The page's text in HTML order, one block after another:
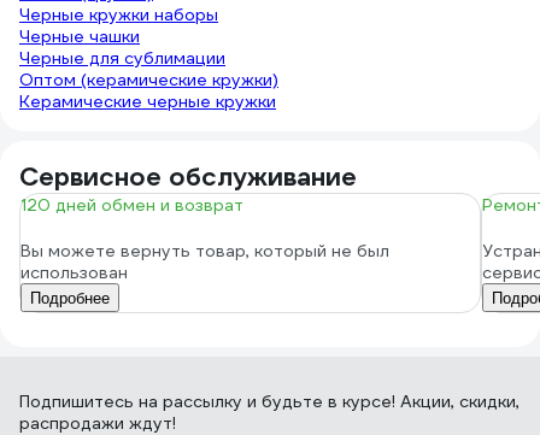
Черные кружки наборы
Черные чашки
Черные для сублимации
Оптом (керамические кружки)
Керамические черные кружки
Сервисное обслуживание
120 дней обмен и возврат
Вы можете вернуть товар, который не был
использован
Подробнее
Подпишитесь на рассылку и будьте в курсе! Акции, скидки,
распродажи ждут!